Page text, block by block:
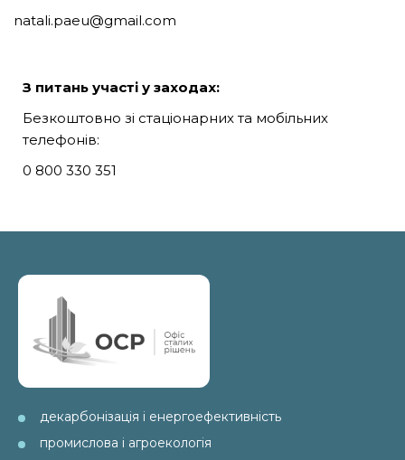
natali.paeu@gmail.com
З питань участі у заходах:
Безкоштовно зі стаціонарних та мобільних
телефонів:
0 800 330 351
декарбонізація і енергоефективність
промислова і агроекологія